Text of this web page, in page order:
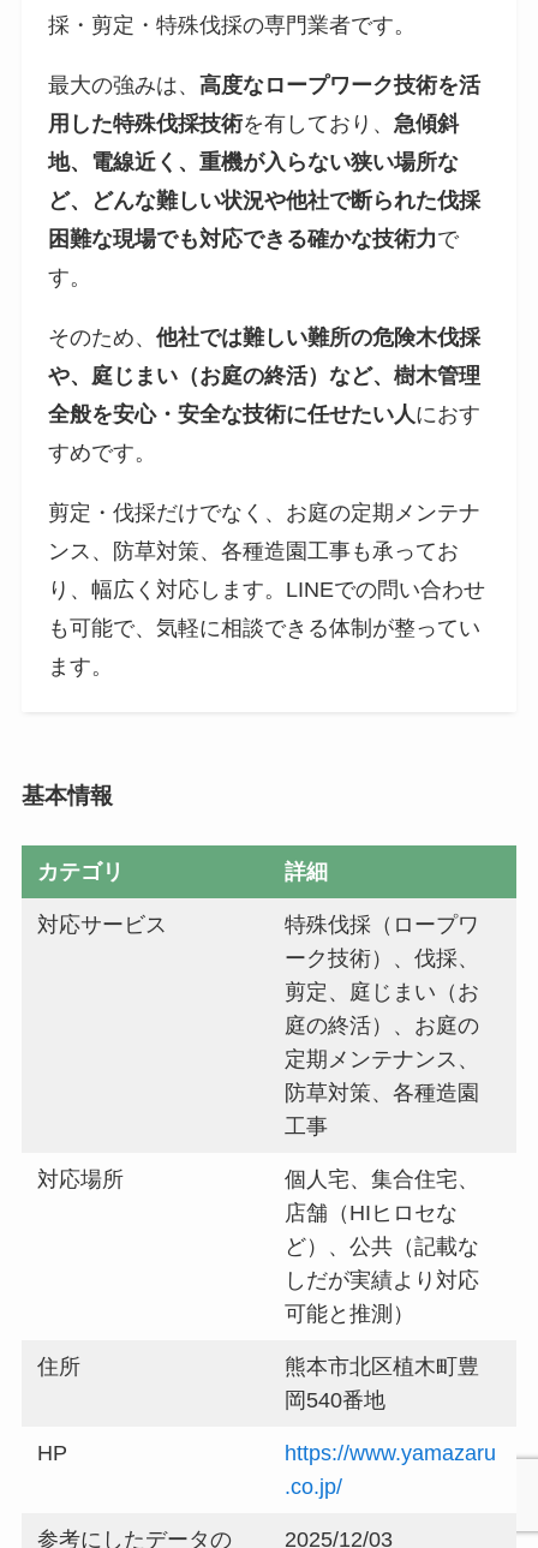
採・剪定・特殊伐採の専門業者です。
最大の強みは、高度なロープワーク技術を活
用した特殊伐採技術を有しており、急傾斜
地、電線近く、重機が入らない狭い場所な
ど、どんな難しい状況や他社で断られた伐採
困難な現場でも対応できる確かな技術力で
す。
そのため、他社では難しい難所の危険木伐採
や、庭じまい（お庭の終活）など、樹木管理
全般を安心・安全な技術に任せたい人 におす
すめです。
剪定・伐採だけでなく、お庭の定期メンテナ
ンス、防草対策、各種造園工事も承ってお
り、幅広く対応します。LINEでの問い合わせ
も可能で、気軽に相談できる体制が整ってい
ます。
基本情報
カテゴリ 詳細
対応サービス
特殊伐採（ロープワ
ーク技術）、伐採、
剪定、庭じまい（お
庭の終活）、お庭の
定期メンテナンス、
防草対策、各種造園
工事
対応場所
個人宅、集合住宅、
店舗（HIヒロセな
ど）、公共（記載な
しだが実績より対応
可能と推測）
住所
熊本市北区植木町豊
岡540番地
HP
https://www.yamazaru
.co.jp/
参考にしたデータの 2025/12/03